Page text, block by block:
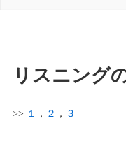
リスニング
>> １ ， ２ ， ３